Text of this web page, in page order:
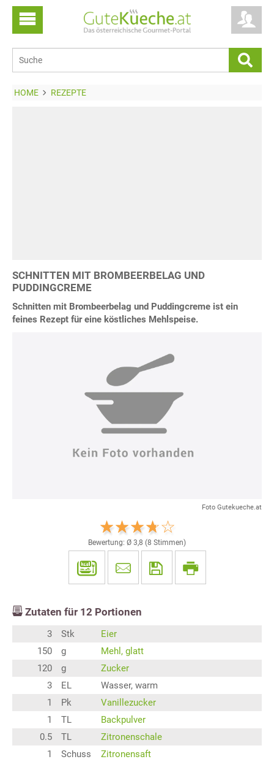
HOME REZEPTE
SCHNITTEN MIT BROMBEERBELAG UND
PUDDINGCREME
Schnitten mit Brombeerbelag und Puddingcreme ist ein
feines Rezept für eine köstliches Mehlspeise.
Foto Gutekueche.at
Bewertung: Ø 3,8 (8 Stimmen)
Zutaten für 12 Portionen
3 Stk
Eier
150
g
Mehl, glatt
120
g
Zucker
3
EL
Wasser, warm
1
Pk
Vanillezucker
1
TL
Backpulver
0.5
TL
Zitronenschale
1
Schuss Zitronensaft